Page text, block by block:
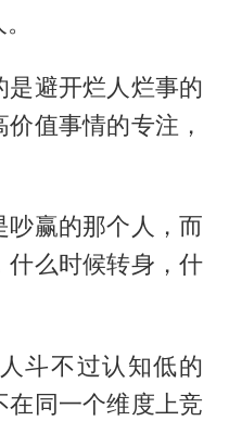
避开烂人烂事的
值事情的专注，
吵赢的那个人，而
什么时候转身，什
斗不过认知低的
在同一个维度上竞